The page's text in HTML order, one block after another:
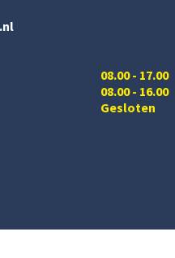
08.00 - 17.00
08.00 - 16.00
Gesloten